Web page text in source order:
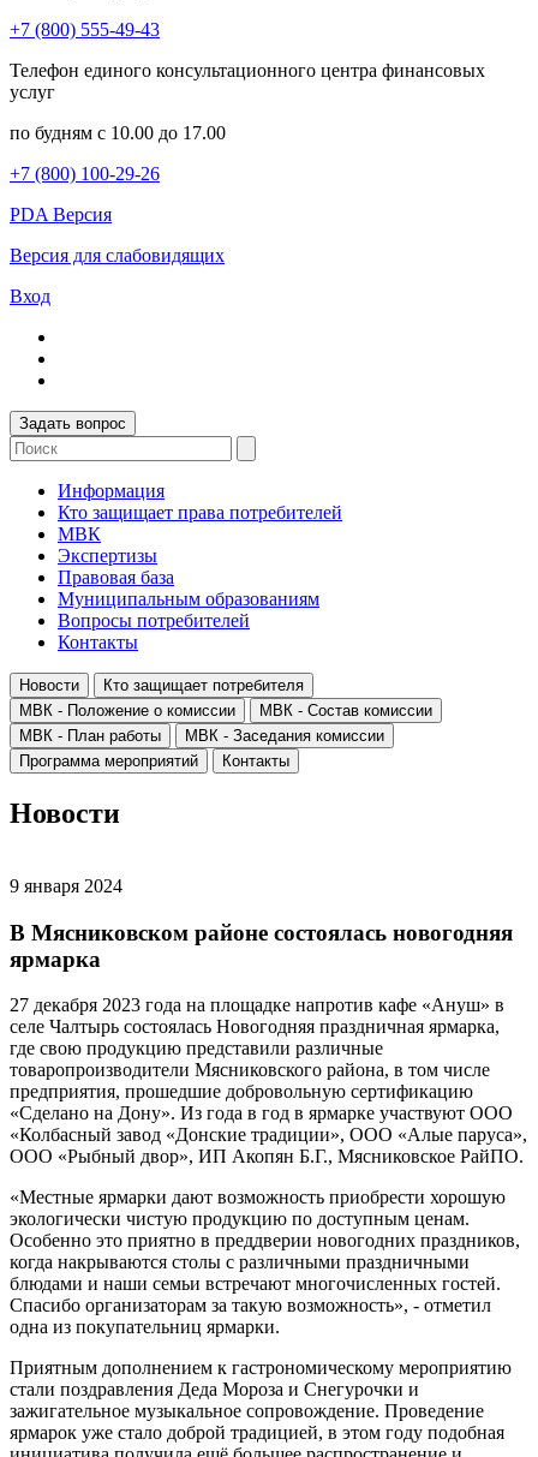
+7 (800) 555-49-43
Телефон единого консультационного центра финансовых
услуг
по будням с 10.00 до 17.00
+7 (800) 100-29-26
PDA Версия
Версия для слабовидящих
Вход
Задать вопрос
Информация
Кто защищает права потребителей
МВК
Экспертизы
Правовая база
Муниципальным образованиям
Вопросы потребителей
Контакты
Новости
Кто защищает потребителя
МВК - Положение о комиссии
МВК - Состав комиссии
МВК - План работы
МВК - Заседания комиссии
Программа мероприятий
Контакты
Новости
9 января 2024
В Мясниковском районе состоялась новогодняя
ярмарка
27 декабря 2023 года на площадке напротив кафе «Ануш» в
селе Чалтырь состоялась Новогодняя праздничная ярмарка,
где свою продукцию представили различные
товаропроизводители Мясниковского района, в том числе
предприятия, прошедшие добровольную сертификацию
«Сделано на Дону». Из года в год в ярмарке участвуют ООО
«Колбасный завод «Донские традиции», ООО «Алые паруса»,
ООО «Рыбный двор», ИП Акопян Б.Г., Мясниковское РайПО.
«Местные ярмарки дают возможность приобрести хорошую
экологически чистую продукцию по доступным ценам.
Особенно это приятно в преддверии новогодних праздников,
когда накрываются столы с различными праздничными
блюдами и наши семьи встречают многочисленных гостей.
Спасибо организаторам за такую возможность», - отметил
одна из покупательниц ярмарки.
Приятным дополнением к гастрономическому мероприятию
стали поздравления Деда Мороза и Снегурочки и
зажигательное музыкальное сопровождение. Проведение
ярмарок уже стало доброй традицией, в этом году подобная